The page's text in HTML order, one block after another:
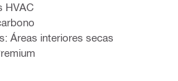
HVAC
Áreas interiores secas